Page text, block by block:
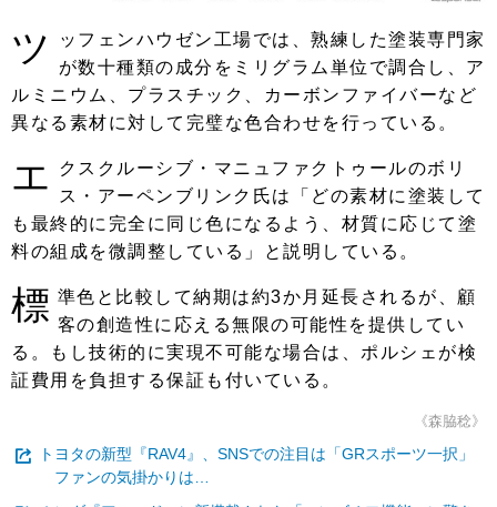
ツ
ッフェンハウゼン工場では、熟練した塗装専門家
が数十種類の成分をミリグラム単位で調合し、ア
ルミニウム、プラスチック、カーボンファイバーなど
異なる素材に対して完璧な色合わせを行っている。
エ
クスクルーシブ・マニュファクトゥールのボリ
ス・アーペンブリンク氏は「どの素材に塗装して
も最終的に完全に同じ色になるよう、材質に応じて塗
料の組成を微調整している」と説明している。
標 準色と比較して納期は約3か月延長されるが、顧
客の創造性に応える無限の可能性を提供してい
る。もし技術的に実現不可能な場合は、ポルシェが検
証費用を負担する保証も付いている。
《森脇稔》
トヨタの新型『RAV4』、SNSでの注目は「GRスポーツ一択」
ファンの気掛かりは…